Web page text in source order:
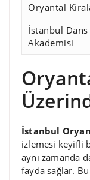
Oryantal
İstanbul Dans
Akademisi
İstanbul
izlemesi keyifli
aynı zamanda
fayda sağlar.